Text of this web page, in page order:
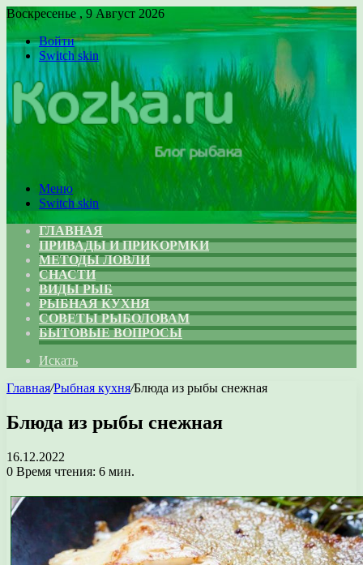
Воскресенье , 9 Август 2026
Войти
Switch skin
Меню
Switch skin
ГЛАВНАЯ
ПРИВАДЫ И ПРИКОРМКИ
МЕТОДЫ ЛОВЛИ
СНАСТИ
ВИДЫ РЫБ
РЫБНАЯ КУХНЯ
СОВЕТЫ РЫБОЛОВАМ
БЫТОВЫЕ ВОПРОСЫ
Искать
Главная/Рыбная кухня/Блюда из рыбы снежная
Блюда из рыбы снежная
16.12.2022
0 Время чтения: 6 мин.